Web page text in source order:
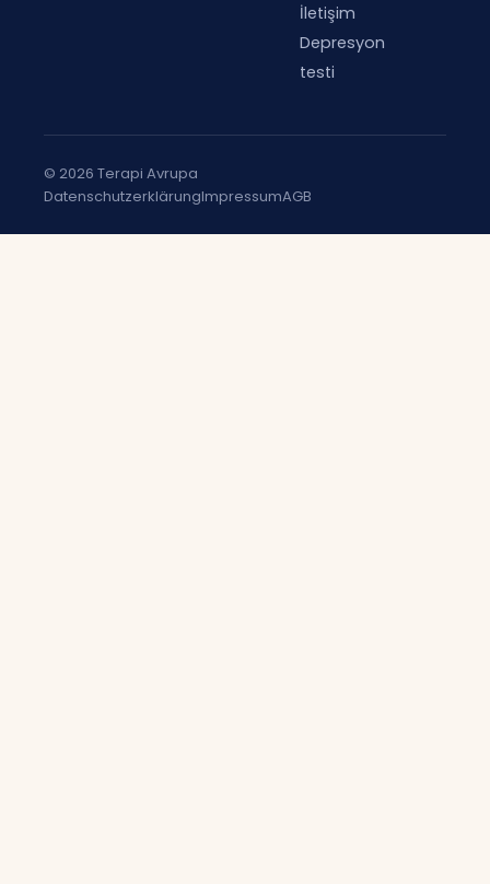
İletişim
Depresyon
testi
© 2026 Terapi Avrupa
DatenschutzerklärungImpressumAGB